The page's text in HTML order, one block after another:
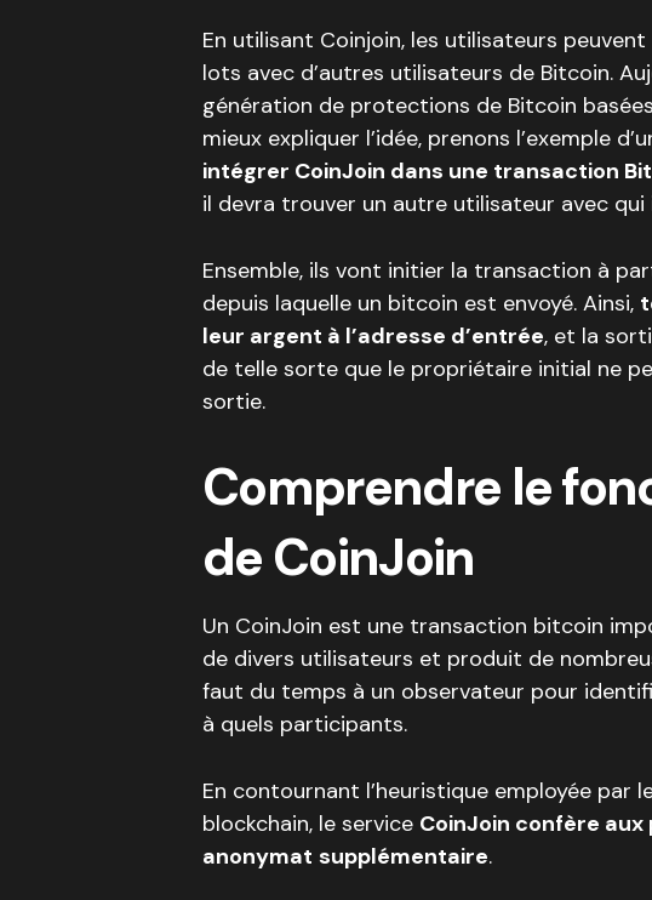
En utilisant Coinjoin, les utilisateurs
lots avec d’autres utilisateurs de Bitcoin.
génération de protections de Bitcoin
mieux expliquer l’idée, prenons l’exemple
intégrer CoinJoin dans une transaction
il devra trouver un autre utilisateur avec
Ensemble, ils vont initier la transaction à
depuis laquelle un bitcoin est envoyé. Ainsi,
leur argent à l’adresse d’entrée, et la
de telle sorte que le propriétaire initial ne
sortie.
Comprendre le
de CoinJoin
Un CoinJoin est une transaction bitcoin
de divers utilisateurs et produit de
faut du temps à un observateur pour
à quels participants.
En contournant l’heuristique employée par
blockchain, le service CoinJoin confère
anonymat supplémentaire.